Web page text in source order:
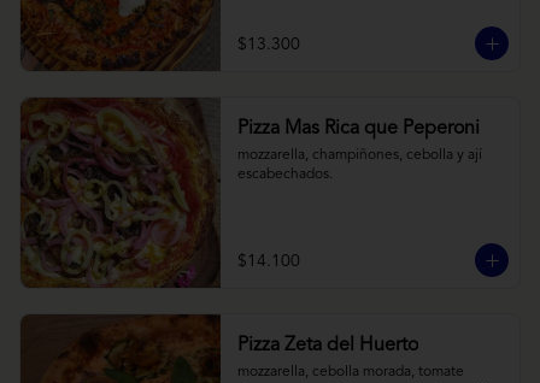
$13.300
Pizza Mas Rica que Peperoni
mozzarella, champiñones, cebolla y ají
escabechados.
$14.100
Pizza Zeta del Huerto
mozzarella, cebolla morada, tomate